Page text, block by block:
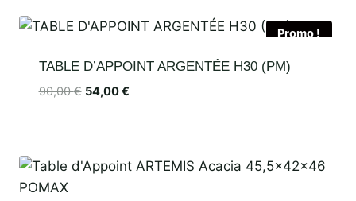
Promo !
TABLE D’APPOINT ARGENTÉE H30 (PM)
90,00€ 54,00€